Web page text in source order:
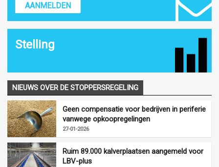
AANMELDEN
Stelling
NIEUWS OVER DE STOPPERSREGELING
Geen compensatie voor bedrijven in periferie
vanwege opkoopregelingen
27-01-2026
Ruim 89.000 kalverplaatsen aangemeld voor
LBV-plus